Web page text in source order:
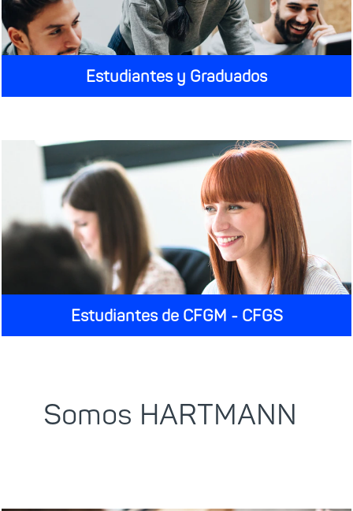
Estudiantes y Graduados
Estudiantes de CFGM - CFGS
Somos HARTMANN